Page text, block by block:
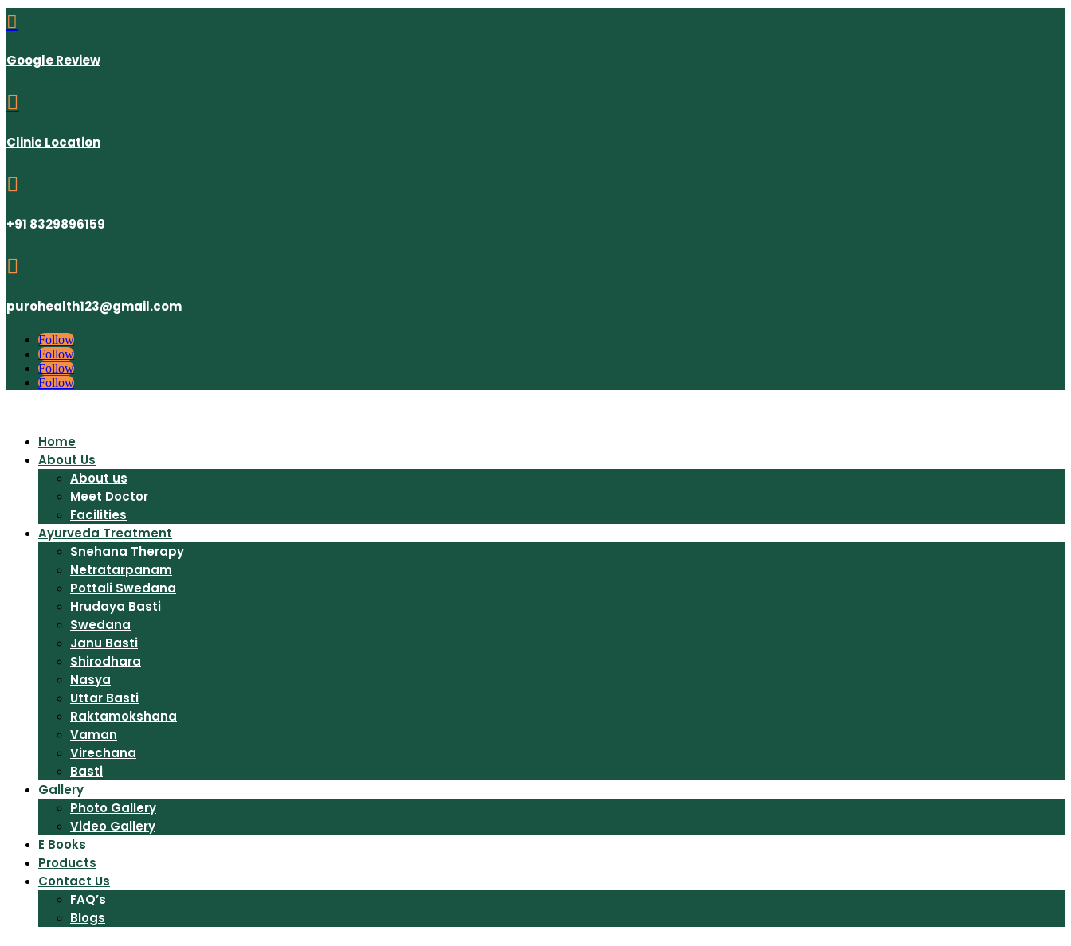

Google Review

Clinic Location

+91 8329896159

purohealth123@gmail.com
Follow
Follow
Follow
Follow
Home
About Us
About us
Meet Doctor
Facilities
Ayurveda Treatment
Snehana Therapy
Netratarpanam
Pottali Swedana
Hrudaya Basti
Swedana
Janu Basti
Shirodhara
Nasya
Uttar Basti
Raktamokshana
Vaman
Virechana
Basti
Gallery
Photo Gallery
Video Gallery
E Books
Products
Contact Us
FAQ’s
Blogs